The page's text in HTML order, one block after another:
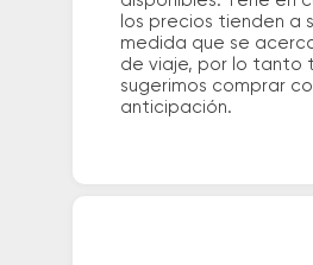
los precios tienden a
medida que se
de viaje, por lo tanto
sugerimos comprar
anticipación.